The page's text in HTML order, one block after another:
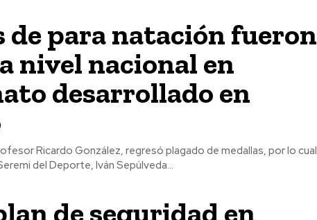
de para natación fueron
nivel nacional en
desarrollado en
Ricardo González, regresó plagado de medallas, por lo cual
del Deporte, Iván Sepúlveda...
de seguridad en